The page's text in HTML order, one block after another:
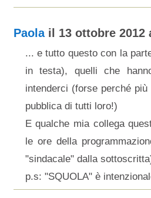
Paolail 13 ottobre 2012
... e tutto questo con la
in testa), quelli che
intenderci (forse perché
pubblica di tutti loro!)
E qualche mia collega
le ore della
"sindacale" dalla
p.s: "SQUOLA" è